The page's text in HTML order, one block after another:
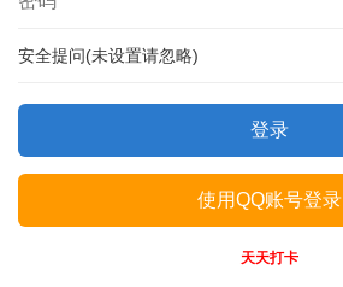
安全提问(未设置请忽略)
登录
使用QQ账号登录
天天打卡